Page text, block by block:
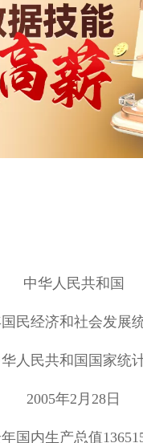
中华人民共和国
民经济和社会发展
人民共和国国家统
2005年2 月 28日
国内生产总值